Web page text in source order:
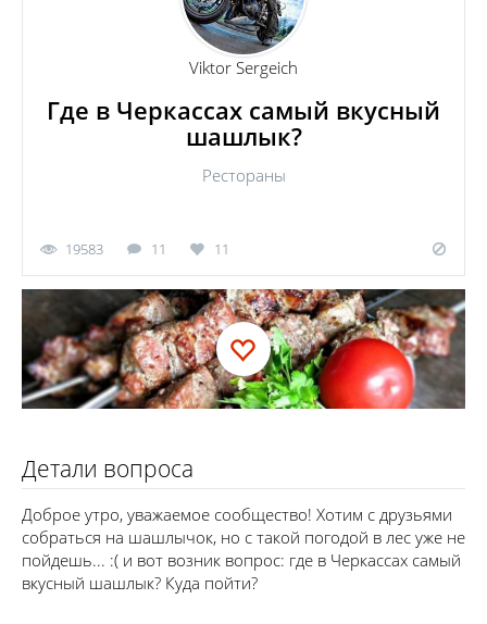
Viktor Sergeich
Где в Черкассах самый вкусный
шашлык?
Рестораны
19583 11 11
Детали вопроса
Доброе утро, уважаемое сообщество! Хотим с друзьями
собраться на шашлычок, но с такой погодой в лес уже не
пойдешь... :( и вот возник вопрос: где в Черкассах самый
вкусный шашлык? Куда пойти?